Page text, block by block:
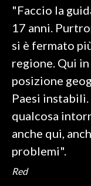
"Faccio la
17 anni.
si è fermato
regione. Qui
posizione
Paesi
qualcosa
anche qui,
problemi".
Red